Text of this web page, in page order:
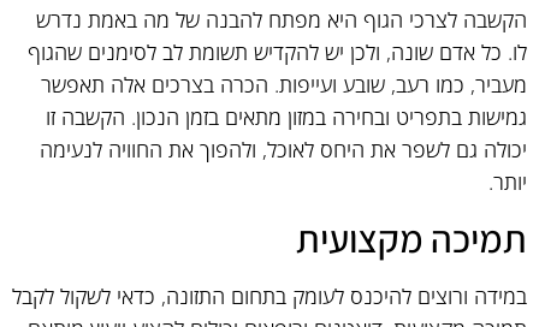
הקשבה לצרכי הגוף היא מפתח להבנה של מה באמת נדרש
לו. כל אדם שונה, ולכן יש להקדיש תשומת לב לסימנים שהגוף
מעביר, כמו רעב, שובע ועייפות. הכרה בצרכים אלה תאפשר
גמישות בתפריט ובחירה במזון מתאים בזמן הנכון. הקשבה זו
יכולה גם לשפר את היחס לאוכל, ולהפוך את החוויה לנעימה
יותר.
תמיכה מקצועית
במידה ורוצים להיכנס לעומק בתחום התזונה, כדאי לשקול לקבל